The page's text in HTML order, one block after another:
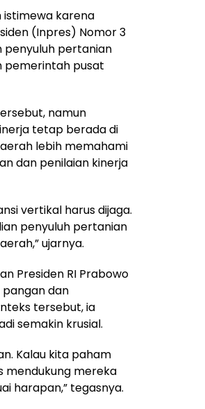
istimewa karena
(Inpres) Nomor 3
penyuluh pertanian
pemerintah pusat
namun
tetap berada di
lebih memahami
dan penilaian kinerja
vertikal harus dijaga.
penyuluh pertanian
ujarnya.
Presiden RI Prabowo
dan
tersebut, ia
semakin krusial.
Kalau kita paham
mendukung mereka
harapan,” tegasnya.